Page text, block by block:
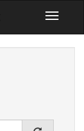
Toggle